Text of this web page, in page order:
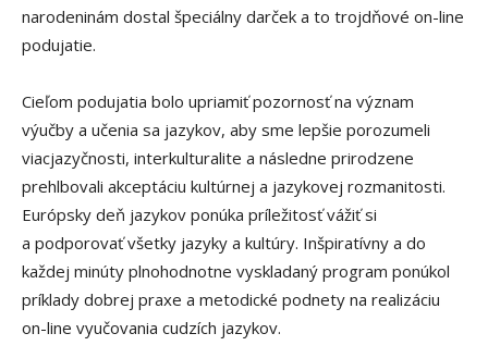
narodeninám dostal špeciálny darček a to trojdňové on-line
podujatie.
Cieľom podujatia bolo upriamiť pozornosť na význam
výučby a učenia sa jazykov, aby sme lepšie porozumeli
viacjazyčnosti, interkulturalite a následne prirodzene
prehlbovali akceptáciu kultúrnej a jazykovej rozmanitosti.
Európsky deň jazykov ponúka príležitosť vážiť si
a podporovať všetky jazyky a kultúry. Inšpiratívny a do
každej minúty plnohodnotne vyskladaný program ponúkol
príklady dobrej praxe a metodické podnety na realizáciu
on-line vyučovania cudzích jazykov.